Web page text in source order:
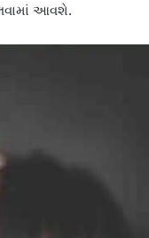
આવશે.